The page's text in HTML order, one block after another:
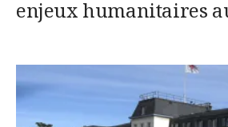
enjeux humanitaires